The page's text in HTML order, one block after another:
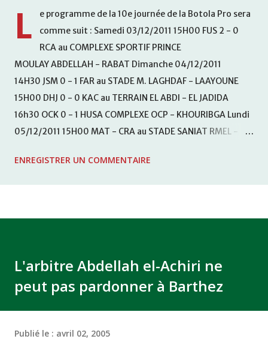
L
e programme de la 10e journée de la Botola Pro sera
comme suit : Samedi 03/12/2011 15H00 FUS 2 - 0
RCA au COMPLEXE SPORTIF PRINCE
MOULAY ABDELLAH - RABAT Dimanche 04/12/2011
14H30 JSM 0 - 1 FAR au STADE M. LAGHDAF - LAAYOUNE
15H00 DHJ 0 - 0 KAC au TERRAIN EL ABDI - EL JADIDA
16h30 OCK 0 - 1 HUSA COMPLEXE OCP - KHOURIBGA Lundi
05/12/2011 15H00 MAT - CRA au STADE SANIAT RMEL -
KHEMISET Mardi 06/12/2011 15H00 WAF - OCS au
ENREGISTRER UN COMMENTAIRE
L'arbitre Abdellah el-Achiri ne
peut pas pardonner à Barthez
Publié le : avril 02, 2005